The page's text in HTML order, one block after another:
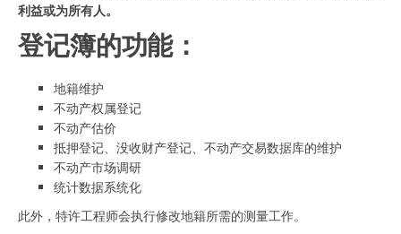
利益或为所有人。
登记簿的功能：
地籍维护
不动产权属登记
不动产估价
抵押登记、没收财产登记、不动产交易数据库的维护
不动产市场调研
统计数据系统化
此外，特许工程师会执行修改地籍所需的测量工作。